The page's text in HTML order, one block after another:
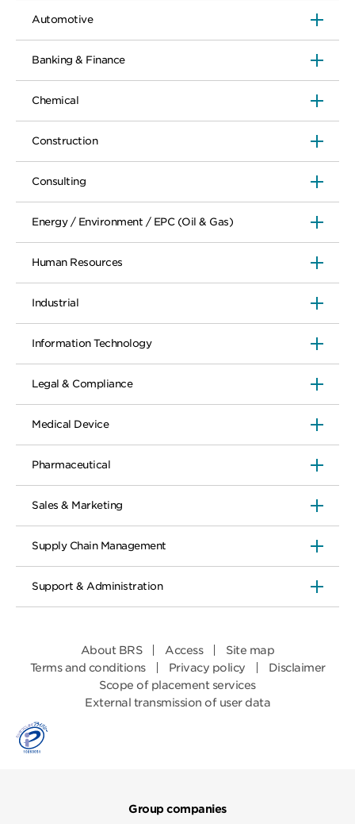
Automotive
Banking & Finance
Chemical
Construction
Consulting
Energy / Environment / EPC (Oil & Gas)
Human Resources
Industrial
Information Technology
Legal & Compliance
Medical Device
Pharmaceutical
Sales & Marketing
Supply Chain Management
Support & Administration
About BRS Access
Site map
Terms and conditions
Privacy policy
Disclaimer
Scope of placement services
External transmission of user data
Group companies